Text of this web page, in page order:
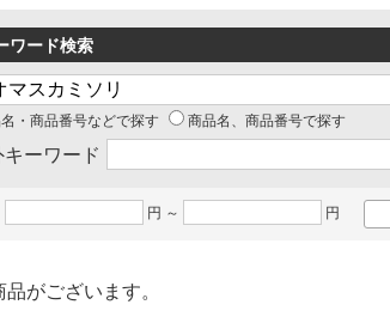
ワード検索
・商品番号などで探す 商品名、商品番号で探す
キーワード
円 ～ 円
品がございます。